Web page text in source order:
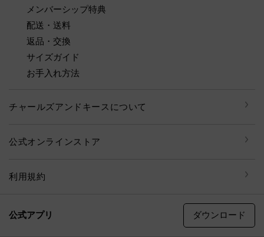
メンバーシップ特典
配送・送料
返品・交換
サイズガイド
お手入れ方法
チャールズアンドキースについて
公式オンラインストア
利用規約
公式アプリ ダウンロード